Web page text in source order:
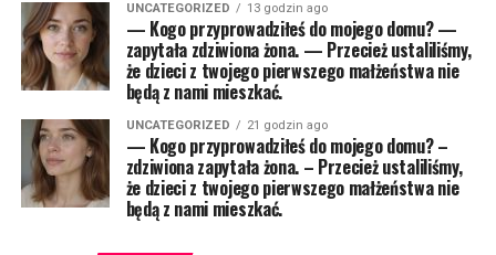
UNCATEGORIZED 13 godzin ago
— Kogo przyprowadziłeś do mojego domu? —
zapytała zdziwiona żona. — Przecież ustaliliśmy,
że dzieci z twojego pierwszego małżeństwa nie
będą z nami mieszkać.
UNCATEGORIZED 21 godzin ago
— Kogo przyprowadziłeś do mojego domu? –
zdziwiona zapytała żona. – Przecież ustaliliśmy,
że dzieci z twojego pierwszego małżeństwa nie
będą z nami mieszkać.